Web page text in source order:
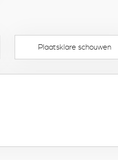
Plaatsklare schouwen